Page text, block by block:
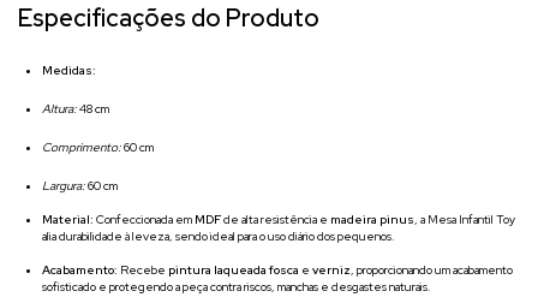
Especificações do Produto
Medidas:
Altura:48 cm
Comprimento:60 cm
Largura:60 cm
Material: Confeccionada em MDFde alta resistência e madeira pinus, a Mesa Infantil Toy
alia durabilidade à leveza, sendo ideal para o uso diário dos pequenos.
Acabamento: Recebe pintura laqueada fosca e verniz, proporcionando um acabamento
sofisticado e protegendo a peça contra riscos, manchas e desgastes naturais.